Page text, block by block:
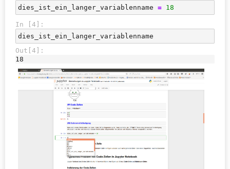
dies_ist_ein_langer_variablenname = 18
In [4]:
dies_ist_ein_langer_variablenname
Out[4]:
18